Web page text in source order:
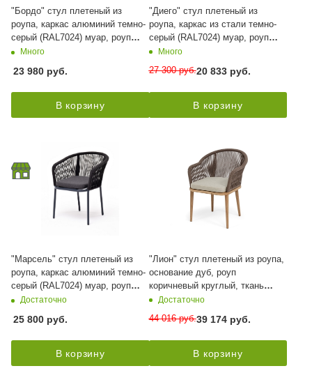
"Бордо" стул плетеный из
роупа, каркас алюминий темно-
серый (RAL7024) муар, роуп
серый 15мм, ткань темно-серая
Много
23 980 руб.
В корзину
"Диего" стул плетеный из
роупа, каркас из стали темно-
серый (RAL7024) муар, роуп
темно-серый круглый, ткань
Много
27 300руб.20 833руб.
В корзину
"Марсель" стул плетеный из
роупа, каркас алюминий темно-
серый (RAL7024) муар, роуп
темно-серый круглый, ткань
Достаточно
25 800 руб.
В корзину
"Лион" стул плетеный из роупа,
основание дуб, роуп
коричневый круглый, ткань
бежевая 15052
Достаточно
44 016руб.39 174руб.
В корзину